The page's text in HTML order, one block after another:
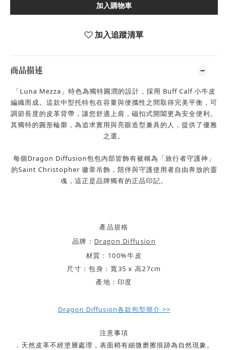
加入購物車
加入追蹤清單
商品描述
「Luna Mezza 」特色為獨特圓潤的設計，採用 Buff Calf 小牛皮
編織而成。 這款中型托特包在容量與便攜性之間取得完美平衡， 可
調節長度的皮革背帶，讓您舒適上肩，磁扣式開闔更為安全便利。
其獨特的圓形輪廓，為追求實用與亮眼造型兼具的人， 提供了優雅
之選。
每個Dragon Diffusion包包內部皆飾有被稱為「旅行者守護神」
的Saint Christopher 徽章吊飾，陪伴與守護使用者自由奔放的靈
魂， 這正是品牌獨有的正品印記。
產品規格
品牌： Dragon Diffusion
材質： 100%牛皮
尺寸：包身：寬35 x 高27cm
產地：印度
Dragon Diffusion各款包型簡介 >>
注意事項
．天然皮革不經塗層處理，表面稍有細微磨擦痕跡為自然現象。